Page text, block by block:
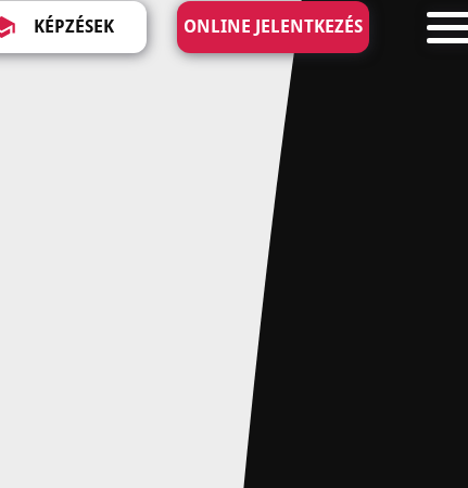
KÉPZÉSEK ONLINE JELENTKEZÉS